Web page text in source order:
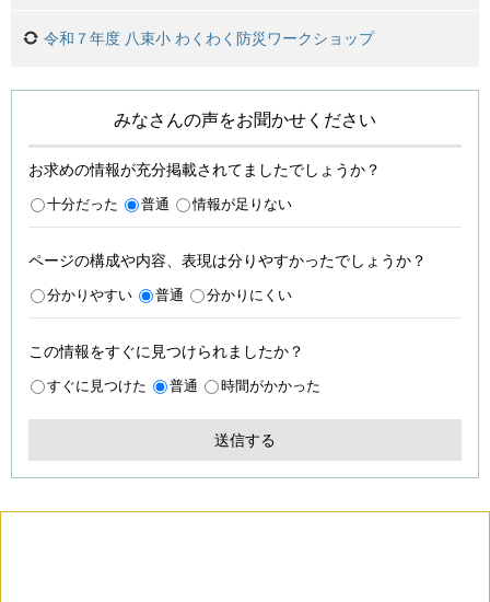
令和７年度 八束小 わくわく防災ワークショップ
みなさんの声をお聞かせください
お求めの情報が充分掲載されてましたでしょうか？
十分だった 普通 情報が足りない
ページの構成や内容、表現は分りやすかったでしょうか？
分かりやすい 普通 分かりにくい
この情報をすぐに見つけられましたか？
すぐに見つけた 普通 時間がかかった